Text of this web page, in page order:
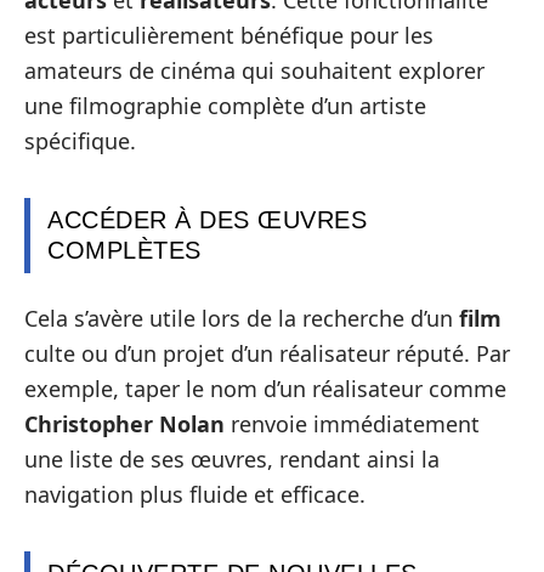
est particulièrement bénéfique pour les
amateurs de cinéma qui souhaitent explorer
une filmographie complète d’un artiste
spécifique.
ACCÉDER À DES ŒUVRES
COMPLÈTES
Cela s’avère utile lors de la recherche d’un film
culte ou d’un projet d’un réalisateur réputé. Par
exemple, taper le nom d’un réalisateur comme
Christopher Nolan renvoie immédiatement
une liste de ses œuvres, rendant ainsi la
navigation plus fluide et efficace.